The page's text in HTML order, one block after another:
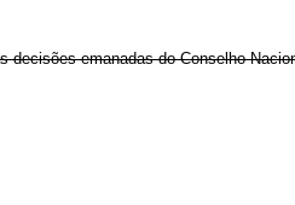
decisões emanadas do Conselho